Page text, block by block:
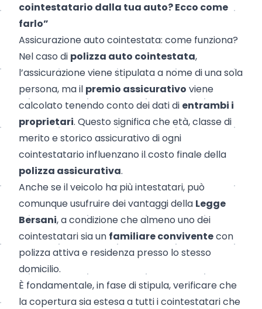
cointestatario dalla tua auto? Ecco come
farlo”
Assicurazione auto cointestata: come funziona?
Nel caso di polizza auto cointestata,
l’assicurazione viene stipulata a nome di una sola
persona, ma il premio assicurativo viene
calcolato tenendo conto dei dati di entrambi i
proprietari. Questo significa che età, classe di
merito e storico assicurativo di ogni
cointestatario influenzano il costo finale della
polizza assicurativa.
Anche se il veicolo ha più intestatari, può
comunque usufruire dei vantaggi della Legge
Bersani, a condizione che almeno uno dei
cointestatari sia un familiare conviventecon
polizza attiva e residenza presso lo stesso
domicilio.
È fondamentale, in fase di stipula, verificare che
la copertura sia estesa a tutti i cointestatari che